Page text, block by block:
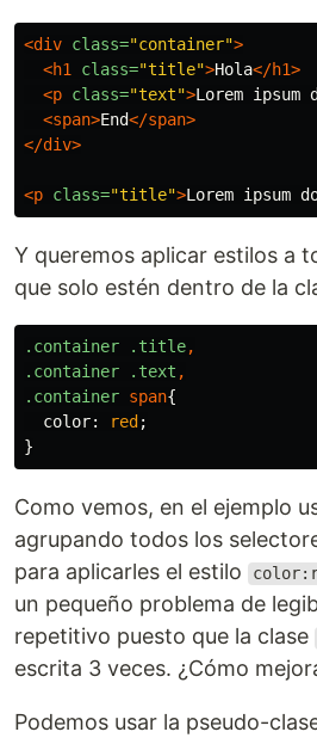
<div class="container">
<h1
class="title">Hola</h1>
<p class="text">Lorem
<span>End</span>
</div>
<p class="title">Lorem ipsum
Y queremos aplicar estilos a
que solo estén dentro de la
.container .title,
.container
.text ,
.container span{
color: red ;
}
Como vemos, en el ejemplo
agrupando todos los
para aplicarles el estilo
un pequeño problema de
repetitivo puesto que la clase
escrita 3 veces. ¿Cómo
Podemos usar la pseudo-